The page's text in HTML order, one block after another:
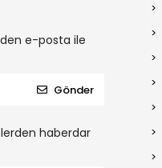
e-posta ile
Gönder
haberdar